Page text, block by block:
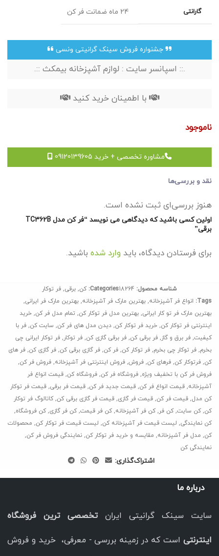
گارانتی 24 ماه ضمانت فر کن
جشنواره فروش سینک گرانیتی ونسی
.:: اسپانسر سایت : لوازم آشپزخانه بیمکث ::.
با اطمینان خرید کنید
ناموجود
مشاوره تخصصی + خرید 09120139605
نقد و بررسی‌ها
هنوز بررسی‌ای ثبت نشده است.
اولین کسی باشید که دیدگاهی می نویسد “فر کن مدل TC362B
برقی”
برای فرستادن دیدگاه، باید وارد شده باشید.
شناسه محصول: 18264
Categories: کن, برقی, فر توکار
Tags: انواع فر آشپزخانه, بهترین مارک فر آشپزخانه, بهترین مارک فر ایرانی,
بهترین مارک فر تو کار ایرانی, بهترین مدل فر توکار کن, تمام مدل فر کن, خرید
اینترنتی فر توکار کن, خرید فر توکار کن, دیدن مدل های فر کن, سایت کن, فر با
کیفیت, فر برق و گاز, فر برقی کن, فر برقی گازی کن, فر توکار, فر توکار ایرانی چی
بخرم, فر توکار چی بخرم, فر توکار کن, فر کن, فر گازی برقی کن, فر گازی کن, فر های
کن, فرتوکار کن, فرهای کن, فروش, فروش اینترنتی فر آشپزخانه, فروش فر کن,
فروش فر کن با تخفیف ویژه, فروشگاه فر کن, فروشگاه کن, قیمت انواع فر
آشپزخانه, قیمت انواع فر کن, قیمت جدید فر کن, قیمت فر برقی, قیمت فر توکار
کن مدل, قیمت فر کن, قیمت فر گازی, قیمت فر گازی برقی کن, کاتالوگ فر توکار
کن, کن سایت, کن فر, کن فر آشپزخانه, کن فر قیمت, کن فر گازی, کن فروشگاه,
کن نمایندگی, لیست قیمت فر آشپزخانه کن, لیست قیمت فر توکار کن, محصولات
کن, مدل فر آشپزخانه, مقایسه و خرید فر توکار کن, نمایندگی فروش فر کن,
نمایندگی کن
اشتراک‌گذاری:
درباره ما
سایت سینک گرانیتی ایرانتخصصی ترین فروشگاه
اینترنتی است که در زمینه بررسی - معرفی، خرید و فروش